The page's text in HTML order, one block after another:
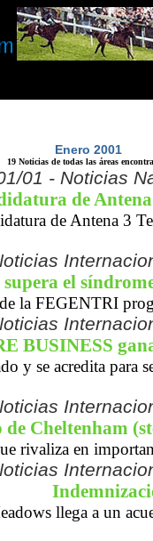
Enero 2001
19 Noticias de todas las áreas
01 - Noticias
de
de Antena 3
el
la FEGENTRI
BUSINESS
y se acredita para
Cheltenham
rivaliza en
llega a un